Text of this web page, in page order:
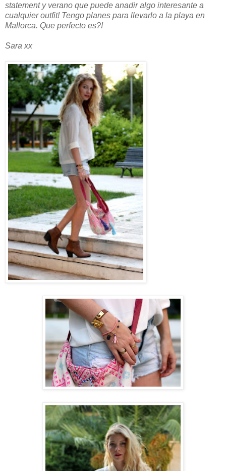
statement y verano que puede anadir algo interesante a
cualquier outfit! Tengo planes para llevarlo a la playa en
Mallorca. Que perfecto es?!
Sara xx